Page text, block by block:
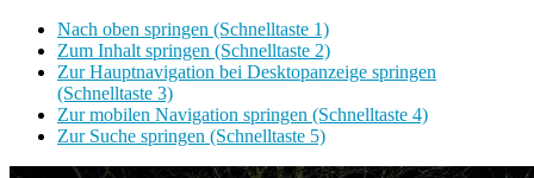
Nach oben springen (Schnelltaste 1)
Zum Inhalt springen (Schnelltaste 2)
Zur Hauptnavigation bei Desktopanzeige springen
(Schnelltaste 3)
Zur mobilen Navigation springen (Schnelltaste 4)
Zur Suche springen (Schnelltaste 5)